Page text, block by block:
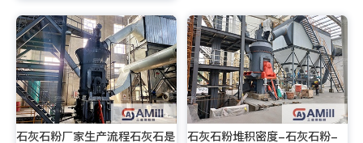
石灰石粉厂家生产流程石灰石是
石灰石粉堆积密度-石灰石粉-